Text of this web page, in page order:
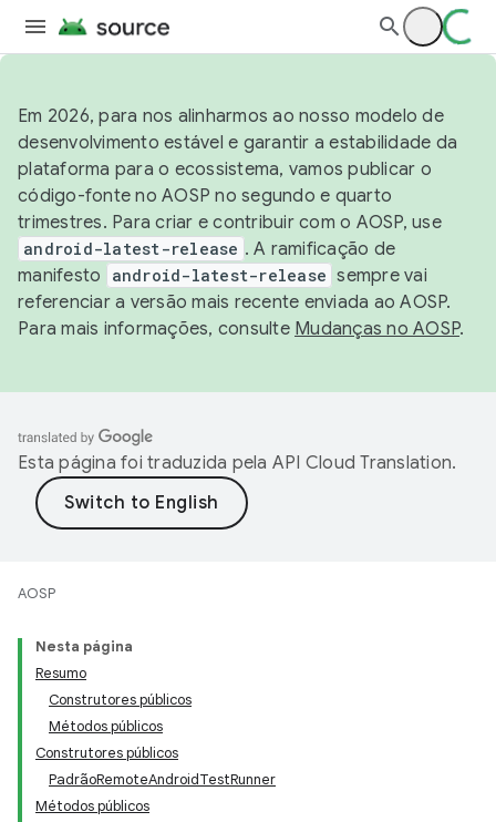
Em 2026, para nos alinharmos ao nosso modelo de
desenvolvimento estável e garantir a estabilidade da
plataforma para o ecossistema, vamos publicar o
código-fonte no AOSP no segundo e quarto
trimestres. Para criar e contribuir com o AOSP, use
android-latest-release . A ramificação de
manifesto
android-latest-release sempre vai
referenciar a versão mais recente enviada ao AOSP.
Para mais informações, consulte Mudanças no AOSP.
Esta página foi traduzida pela API Cloud Translation.
AOSP
Nesta página
Resumo
Construtores públicos
Métodos públicos
Construtores públicos
PadrãoRemoteAndroidTestRunner
Métodos públicos